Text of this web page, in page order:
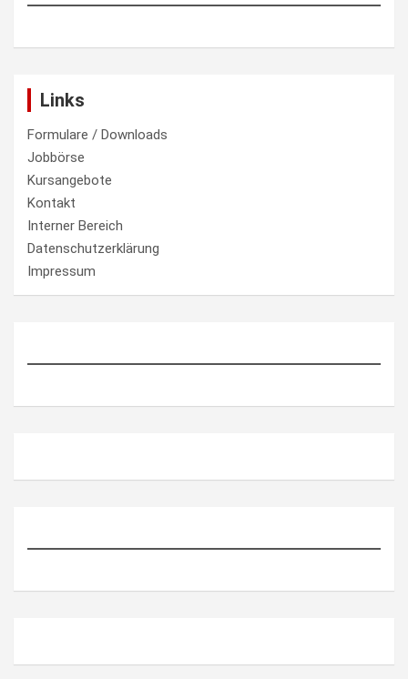
Links
Formulare / Downloads
Jobbörse
Kursangebote
Kontakt
Interner Bereich
Datenschutzerklärung
Impressum